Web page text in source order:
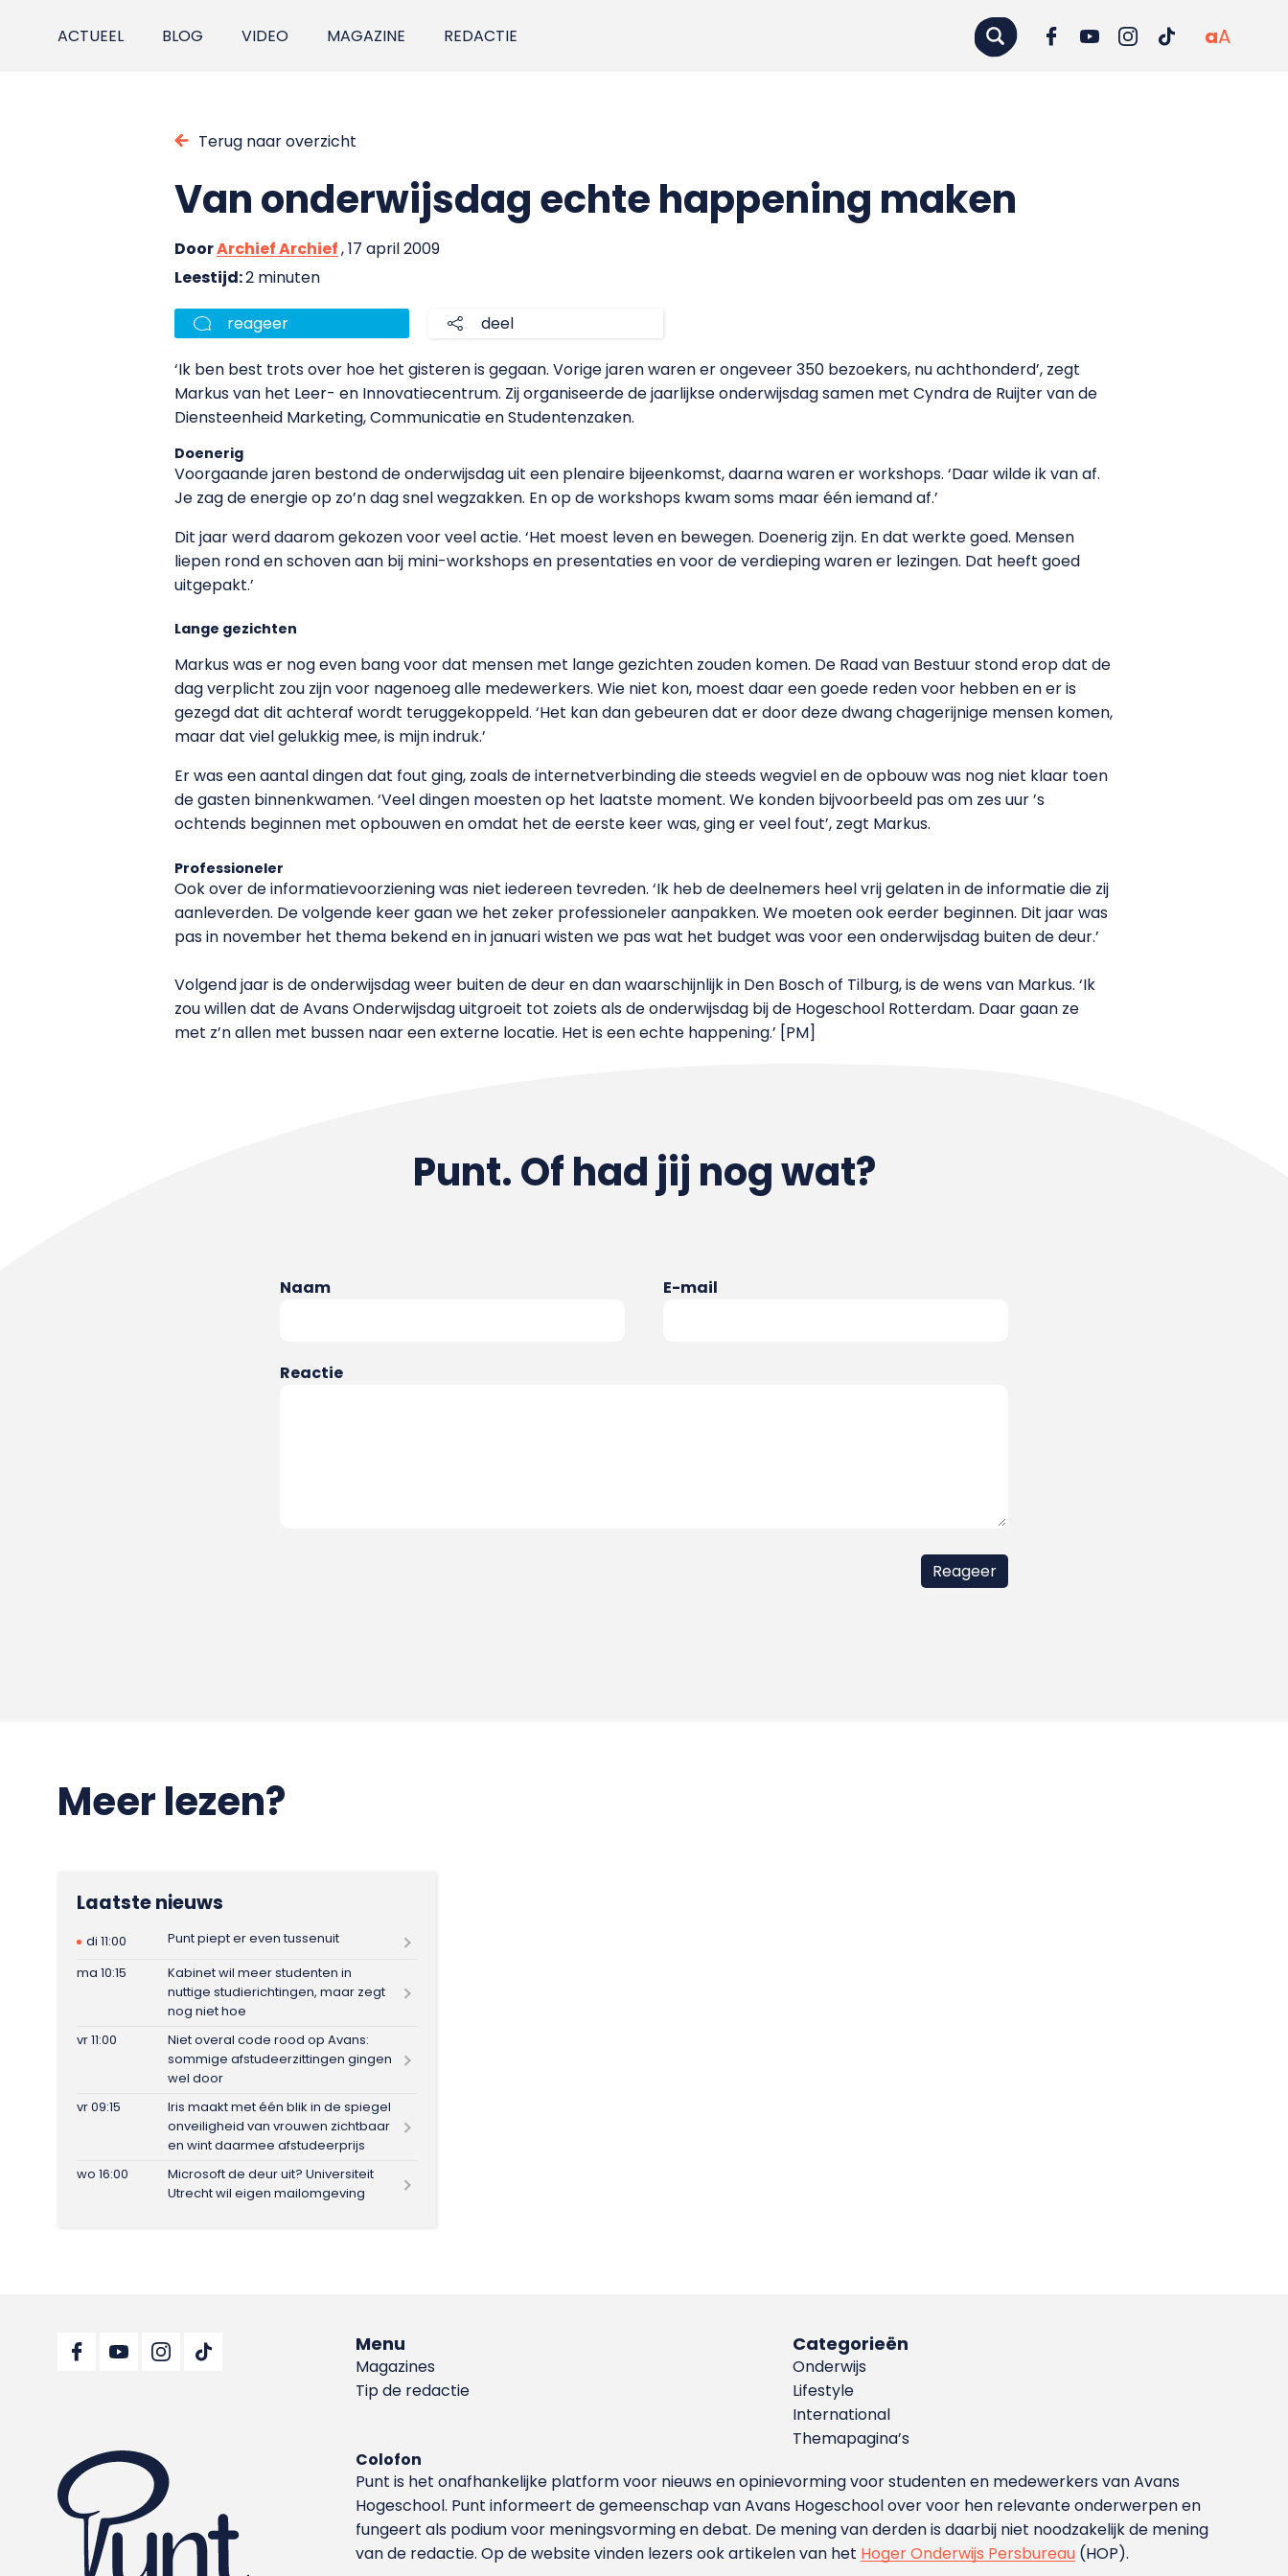
ACTUEEL BLOG VIDEO MAGAZINE REDACTIE aA
Terug naar overzicht
Van onderwijsdag echte happening maken
DoorArchief Archief, 17 april 2009
Leestijd:2 minuten
reageer deel
‘Ik ben best trots over hoe het gisteren is gegaan. Vorige jaren waren er ongeveer 350 bezoekers, nu achthonderd’, zegt
Markus van het Leer- en Innovatiecentrum. Zij organiseerde de jaarlijkse onderwijsdag samen met Cyndra de Ruijter van de
Diensteenheid Marketing, Communicatie en Studentenzaken.
Doenerig
Voorgaande jaren bestond de onderwijsdag uit een plenaire bijeenkomst, daarna waren er workshops. ‘Daar wilde ik van af.
Je zag de energie op zo’n dag snel wegzakken. En op de workshops kwam soms maar één iemand af.’
Dit jaar werd daarom gekozen voor veel actie. ‘Het moest leven en bewegen. Doenerig zijn. En dat werkte goed. Mensen
liepen rond en schoven aan bij mini-workshops en presentaties en voor de verdieping waren er lezingen. Dat heeft goed
uitgepakt.’
Lange gezichten
Markus was er nog even bang voor dat mensen met lange gezichten zouden komen. De Raad van Bestuur stond erop dat de
dag verplicht zou zijn voor nagenoeg alle medewerkers. Wie niet kon, moest daar een goede reden voor hebben en er is
gezegd dat dit achteraf wordt teruggekoppeld. ‘Het kan dan gebeuren dat er door deze dwang chagerijnige mensen komen,
maar dat viel gelukkig mee, is mijn indruk.’
Er was een aantal dingen dat fout ging, zoals de internetverbinding die steeds wegviel en de opbouw was nog niet klaar toen
de gasten binnenkwamen. ‘Veel dingen moesten op het laatste moment. We konden bijvoorbeeld pas om zes uur ’s
ochtends beginnen met opbouwen en omdat het de eerste keer was, ging er veel fout’, zegt Markus.
Professioneler
Ook over de informatievoorziening was niet iedereen tevreden. ‘Ik heb de deelnemers heel vrij gelaten in de informatie die zij
aanleverden. De volgende keer gaan we het zeker professioneler aanpakken. We moeten ook eerder beginnen. Dit jaar was
pas in november het thema bekend en in januari wisten we pas wat het budget was voor een onderwijsdag buiten de deur.’
Volgend jaar is de onderwijsdag weer buiten de deur en dan waarschijnlijk in Den Bosch of Tilburg, is de wens van Markus. ‘Ik
zou willen dat de Avans Onderwijsdag uitgroeit tot zoiets als de onderwijsdag bij de Hogeschool Rotterdam. Daar gaan ze
met z’n allen met bussen naar een externe locatie. Het is een echte happening.’ [PM]
Punt. Of had jij nog wat?
Naam E-mail
Reactie
Meer lezen?
Laatste nieuws
di 11:00
Punt piept er even tussenuit
ma 10:15
Kabinet wil meer studenten in
nuttige studierichtingen, maar zegt
nog niet hoe
vr 11:00
Niet overal code rood op Avans:
sommige afstudeerzittingen gingen
wel door
vr 09:15
Iris maakt met één blik in de spiegel
onveiligheid van vrouwen zichtbaar
en wint daarmee afstudeerprijs
wo 16:00
Microsoft de deur uit? Universiteit
Utrecht wil eigen mailomgeving
Menu
Magazines
Tip de redactie
Categorieën
Onderwijs
Lifestyle
International
Themapagina’s
Colofon
Punt is het onafhankelijke platform voor nieuws en opinievorming voor studenten en medewerkers van Avans
Hoge­school. Punt informeert de gemeenschap van Avans Hogeschool over voor hen relevante onderwerpen en
fungeert als podium voor meningsvorming en debat. De mening van derden is daarbij niet noodzakelijk de mening
van de redactie. Op de website vinden lezers ook artikelen van het Hoger Onderwijs Persbureau (HOP).